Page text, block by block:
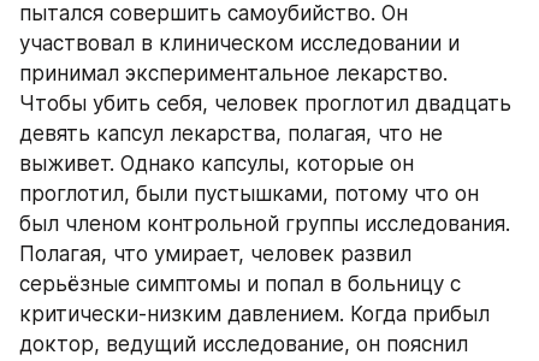
пытался совершить самоубийство. Он
участвовал в клиническом исследовании и
принимал экспериментальное лекарство.
Чтобы убить себя, человек проглотил двадцать
девять капсул лекарства, полагая, что не
выживет. Однако капсулы, которые он
проглотил, были пустышками, потому что он
был членом контрольной группы исследования.
Полагая, что умирает, человек развил
серьёзные симптомы и попал в больницу с
критически-низким давлением. Когда прибыл
доктор, ведущий исследование, он пояснил